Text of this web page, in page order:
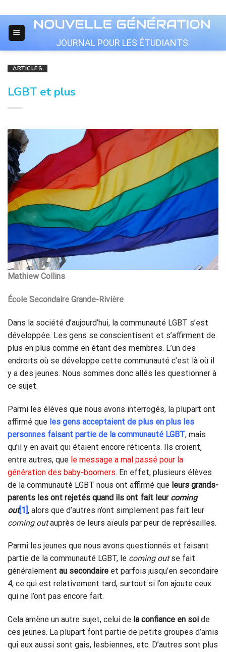
to
content
JOURNAL POUR LES ÉTUDIANTS
ARTICLES
LGBT et plus
Mathiew Collins
École Secondaire Grande-Rivière
Dans la société d’aujourd’hui, la communauté LGBT s’est
développée. Les gens se conscientisent et s’affirment de
plus en plus comme en étant des membres. L’un des
endroits où se développe cette communauté c’est là où il
y a des jeunes. Nous sommes donc allés les questionner à
ce sujet.
Parmi les élèves que nous avons interrogés, la plupart ont
affirmé que les gens acceptaient de plus en plus les
personnes faisant partie de la communauté LGBT, mais
qu’il y en avait qui étaient encore réticents. Ils croient,
entre autres, que le message a mal passé pour la
génération des baby-boomers. En effet, plusieurs élèves
de la communauté LGBT nous ont affirmé que leurs grands-
parents les ont rejetés quand ils ont fait leur coming
out[1], alors que d’autres n’ont simplement pas fait leur
coming outauprès de leurs aïeuls par peur de représailles.
Parmi les jeunes que nous avons questionnés et faisant
partie de la communauté LGBT, le coming outse fait
généralement au secondaire et parfois jusqu’en secondaire
4, ce qui est relativement tard, surtout si l’on ajoute ceux
qui ne l’ont pas encore fait.
Cela amène un autre sujet, celui de la confiance en soi de
ces jeunes. La plupart font partie de petits groupes d’amis
qui eux aussi sont gais, lesbiennes, etc. D’autres sont plus